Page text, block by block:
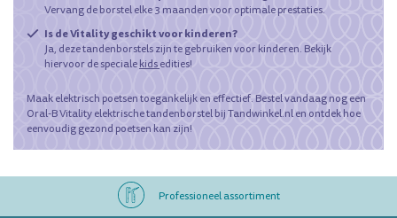
Vervang de borstel elke 3 maanden voor optimale prestaties.
Is de Vitality geschikt voor kinderen?
Ja, deze tandenborstels zijn te gebruiken voor kinderen. Bekijk
hiervoor de specialekidsedities!
Maak elektrisch poetsen toegankelijk en effectief. Bestel vandaag nog een
Oral-B Vitality elektrische tandenborstel bij Tandwinkel.nl en ontdek hoe
eenvoudig gezond poetsen kan zijn!
Professioneel assortiment